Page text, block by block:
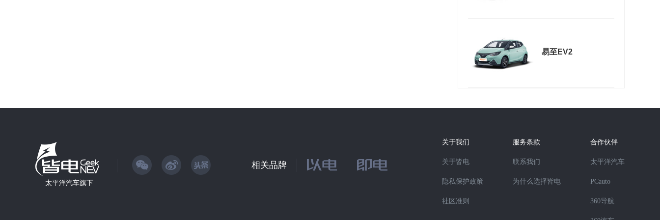
Y 云南
易至EV2
太平洋汽车旗下
相关品牌
关于我们
关于皆电
隐私保护政策
社区准则
服务条款
联系我们
为什么选择皆电
合作伙伴
太平洋汽车
PCauto
360导航